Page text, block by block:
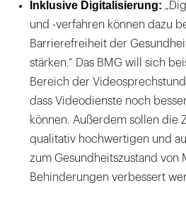
Inklusive Digitalisierung:
und -verfahren können dazu
Barrierefreiheit der
stärken.“ Das BMG will sich
Bereich der
dass Videodienste noch
können. Außerdem sollen die
qualitativ hochwertigen und
zum Gesundheitszustand von
Behinderungen verbessert